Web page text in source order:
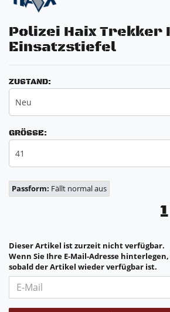
Polizei Haix Trekker
Einsatzstiefel
ZUSTAND:
Neu
GRÖSSE:
41
Passform: Fällt normal aus
Dieser Artikel ist zurzeit nicht verfügbar.
Wenn Sie Ihre E-Mail-Adresse
sobald der Artikel wieder verfügbar ist.